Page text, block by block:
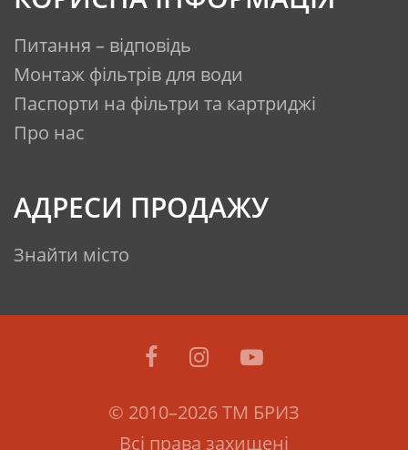
кран для скидання тиску у
системі, після чого закрийте
кран;
від'єднайте трубки подачі
води та відведення чистої
води від системи очищення;
відкрутіть корпус колб
префільтрів, притримуючи
фільтр рукою;
дістаньте та утилізуйте
(картриджі);
промийте внутрішню
поверхню корпусів колб;
насухо і змастіть вазеліном;
при встановленні нових
Питання – відповідь
Монтаж фільтрів для води
Паспорти на фільтри та картриджі
Про нас
АДРЕСИ ПРОДАЖУ
Знайти місто
© 2010–2026 ТМ БРИЗ
Всі права захищені